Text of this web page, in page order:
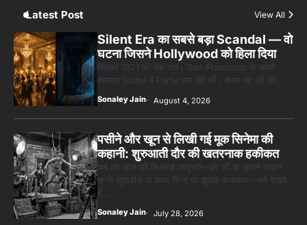
Latest Post View All
Silent Era का सबसे बड़ा Scandal — वो
घटना जिसने Hollywood को हिला दिया
सितंबर 1921 की एक रात। San Francisco के सबसे
शानदार Hotel में Party चल रही थी। शराब बह रही थी,…
Sonaley Jain August 4, 2026
पसीने और खून से लिखी गई मूक सिनेमा की
कहानी: शुरुआती दौर की खतरनाक हकीकत
जब हम आज की सिनेमाई जादूगरी—हरे पर्दे के सामने एक्शन
करते सुपरहीरो या वायर रिग्स पर झूलते कलाकार—को देखते
हैं,…
Sonaley Jain July 28, 2026